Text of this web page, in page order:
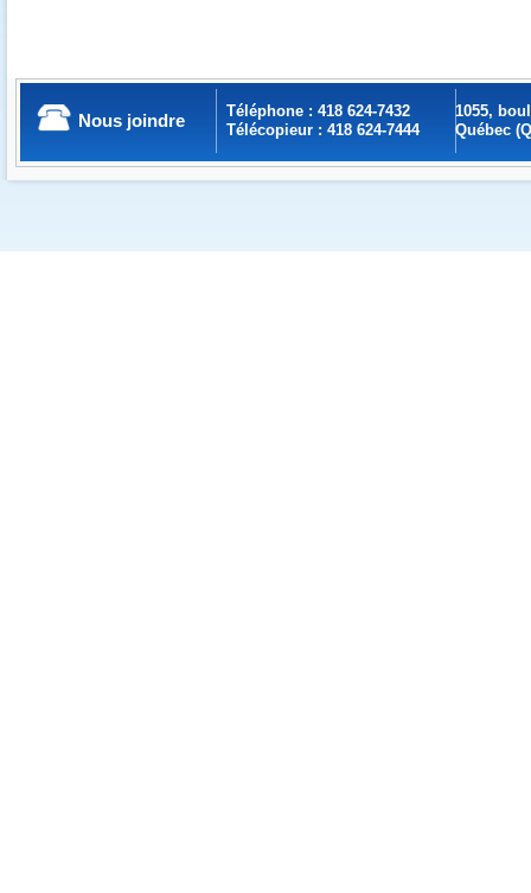
Nous joindre
Téléphone : 418 624-7432
Télécopieur : 418 624-7444
1055,
Québec